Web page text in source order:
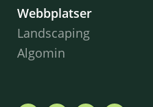
Webbplatser
Landscaping
Algomin